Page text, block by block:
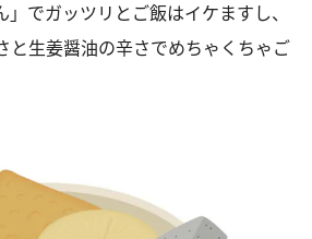
でガッツリとご飯はイケますし、
と生姜醤油の辛さでめちゃくちゃご